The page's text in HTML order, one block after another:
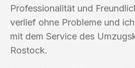
Professionalität und
verlief ohne Probleme und
mit dem Service des
Rostock.